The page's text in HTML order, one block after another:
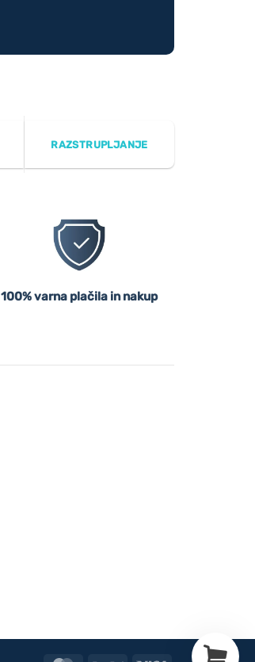
RAZSTRUPLJANJE
100% varna plačila in nakup